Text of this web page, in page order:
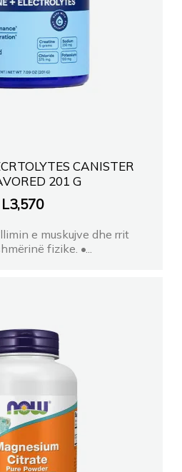
CANISTER
201 G
L3,570
e muskujve dhe rrit
fizike. •...